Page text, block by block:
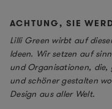
ACHTUNG, SIE
Lilli Green wirbt auf
Ideen. Wir setzen auf
und Organisationen, die,
und schöner gestalten
Design aus aller Welt.